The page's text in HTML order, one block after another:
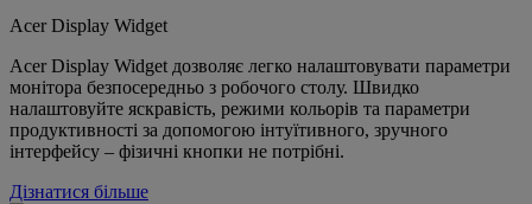
Acer Display Widget
Acer Display Widget дозволяє легко налаштовувати параметри
монітора безпосередньо з робочого столу. Швидко
налаштовуйте яскравість, режими кольорів та параметри
продуктивності за допомогою інтуїтивного, зручного
інтерфейсу – фізичні кнопки не потрібні.
Дізнатися більше